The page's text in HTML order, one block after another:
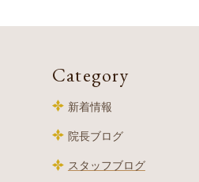
Category
新着情報
院長ブログ
スタッフブログ